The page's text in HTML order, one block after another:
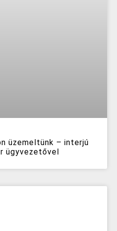
üzemeltünk – interjú
ügyvezetővel